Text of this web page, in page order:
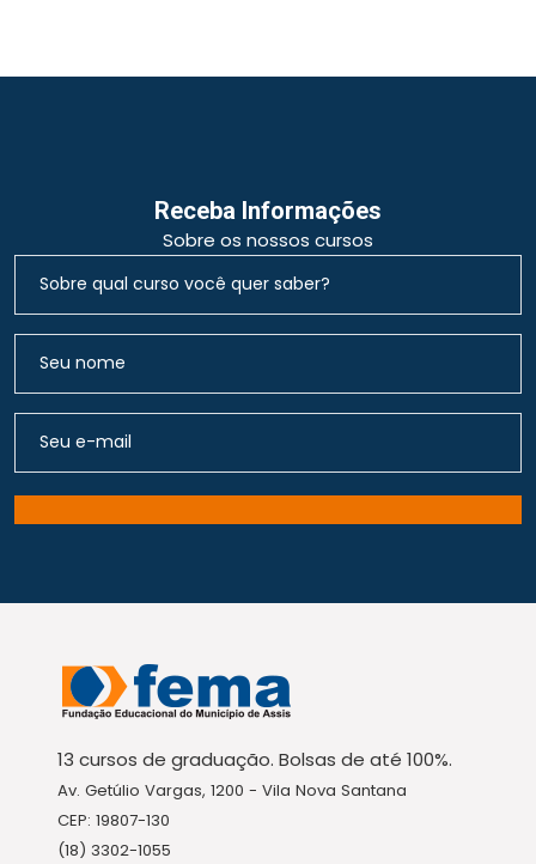
Receba Informações
Sobre os nossos cursos
13 cursos de graduação. Bolsas de até 100%.
Av. Getúlio Vargas, 1200 - Vila Nova Santana
CEP: 19807-130
(18) 3302-1055